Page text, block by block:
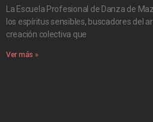
La Escuela Profesional de Danza de
los espíritus sensibles, buscadores del
creación colectiva que
Ver más »